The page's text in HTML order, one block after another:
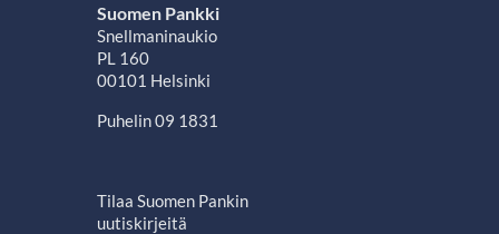
Suomen Pankki
Snellmaninaukio
PL 160
00101 Helsinki
Puhelin 09 1831
Tilaa Suomen Pankin
uutiskirjeitä